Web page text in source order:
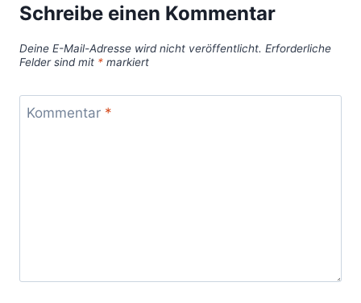
Schreibe einen Kommentar
Deine E-Mail-Adresse wird nicht veröffentlicht. Erforderliche
Felder sind mit * markiert
Kommentar *